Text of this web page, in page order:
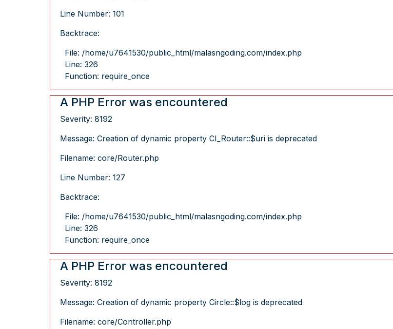
Line Number: 101
Backtrace:
File: /home/u7641530/public_html/malasngoding.com/index.php
Line: 326
Function: require_once
A PHP Error was encountered
Severity: 8192
Message: Creation of dynamic property CI_Router::$uri is deprecated
Filename: core/Router.php
Line Number: 127
Backtrace:
File: /home/u7641530/public_html/malasngoding.com/index.php
Line: 326
Function: require_once
A PHP Error was encountered
Severity: 8192
Message: Creation of dynamic property Circle::$log is deprecated
Filename: core/Controller.php